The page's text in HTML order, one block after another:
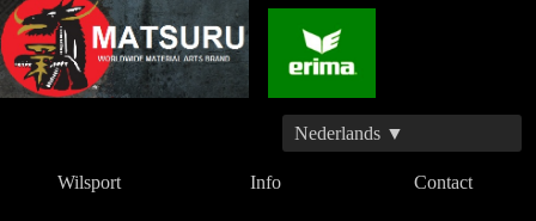
Nederlands ▼
Wilsport Info Contact